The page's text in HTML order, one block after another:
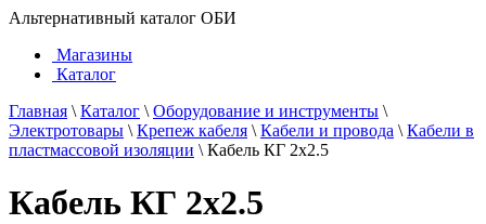
Альтернативный каталог ОБИ
Магазины
Каталог
Главная \ Каталог \ Оборудование и инструменты \
Электротовары \ Крепеж кабеля \ Кабели и провода \ Кабели в
пластмассовой изоляции \ Кабель КГ 2х2.5
Кабель КГ 2х2.5